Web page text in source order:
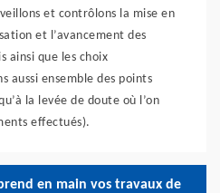
et contrôlons la mise en
et l’avancement des
ainsi que les choix
aussi ensemble des points
la levée de doute où l’on
effectués).
en main vos travaux de